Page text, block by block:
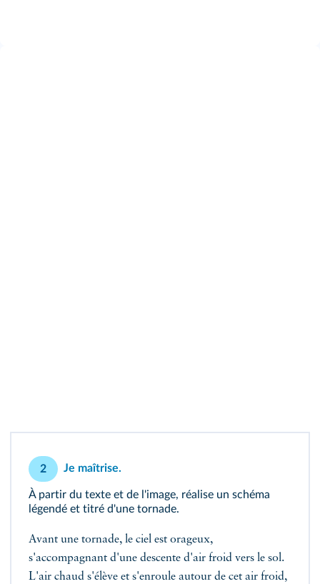
2 Je maîtrise.
À partir du texte et de l'image, réalise un schéma
légendé et titré d'une tornade.
Avant une tornade, le ciel est orageux,
s'accompagnant d'une descente d'air froid vers le sol.
L'air chaud s'élève et s'enroule autour de cet air froid,